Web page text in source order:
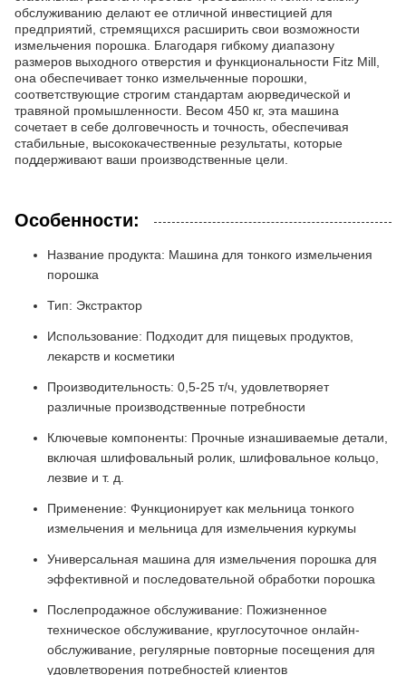
обслуживанию делают ее отличной инвестицией для
предприятий, стремящихся расширить свои возможности
измельчения порошка. Благодаря гибкому диапазону
размеров выходного отверстия и функциональности Fitz Mill,
она обеспечивает тонко измельченные порошки,
соответствующие строгим стандартам аюрведической и
травяной промышленности. Весом 450 кг, эта машина
сочетает в себе долговечность и точность, обеспечивая
стабильные, высококачественные результаты, которые
поддерживают ваши производственные цели.
Особенности:
Название продукта: Машина для тонкого измельчения
порошка
Тип: Экстрактор
Использование: Подходит для пищевых продуктов,
лекарств и косметики
Производительность: 0,5-25 т/ч, удовлетворяет
различные производственные потребности
Ключевые компоненты: Прочные изнашиваемые детали,
включая шлифовальный ролик, шлифовальное кольцо,
лезвие и т. д.
Применение: Функционирует как мельница тонкого
измельчения и мельница для измельчения куркумы
Универсальная машина для измельчения порошка для
эффективной и последовательной обработки порошка
Послепродажное обслуживание: Пожизненное
техническое обслуживание, круглосуточное онлайн-
обслуживание, регулярные повторные посещения для
удовлетворения потребностей клиентов